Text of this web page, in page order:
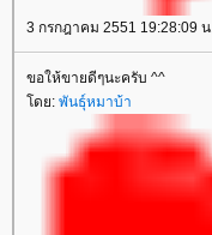
3 กรกฎาคม 2551 19:28:09 น.
ขอให้ขายดีๆนะครับ ^^
ดย: พันธุ์หมาบ้า